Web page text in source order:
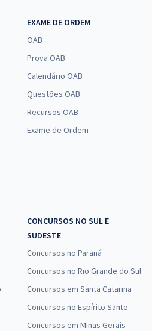
EXAME DE ORDEM
OAB
Prova OAB
Calendário OAB
Questões OAB
Recursos OAB
Exame de Ordem
CONCURSOS NO SUL E
SUDESTE
Concursos no Paraná
Concursos no Rio Grande do Sul
Concursos em Santa Catarina
Concursos no Espírito Santo
Concursos em Minas Gerais